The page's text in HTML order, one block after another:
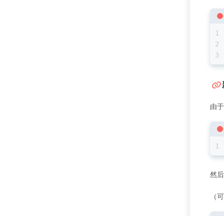
由
然
（